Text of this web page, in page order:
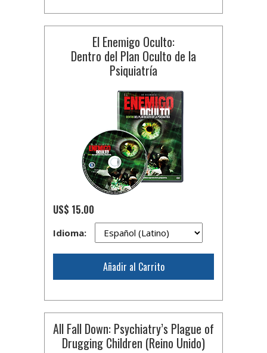
El Enemigo Oculto:
Dentro del Plan Oculto de la
Psiquiatría
US$ 15.00
Idioma:
Añadir al Carrito
All Fall Down: Psychiatry’s Plague of
Drugging Children (Reino Unido)